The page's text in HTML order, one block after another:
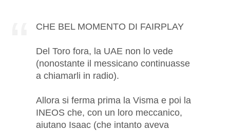
CHE BEL MOMENTO DI FAIRPLAY
Del Toro fora, la UAE non lo vede
(nonostante il messicano continuasse
a chiamarli in radio).
Allora si ferma prima la Visma e poi la
INEOS che, con un loro meccanico,
aiutano Isaac (che intanto aveva